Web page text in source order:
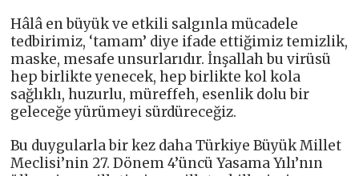
Hâlâ en büyük ve etkili salgınla mücadele
tedbirimiz, ‘tamam’ diye ifade ettiğimiz temizlik,
maske, mesafe unsurlarıdır. İnşallah bu virüsü
hep birlikte yenecek, hep birlikte kol kola
sağlıklı, huzurlu, müreffeh, esenlik dolu bir
geleceğe yürümeyi sürdüreceğiz.
Bu duygularla bir kez daha Türkiye Büyük Millet
Meclisi’nin 27. Dönem 4’üncü Yasama Yılı’nın